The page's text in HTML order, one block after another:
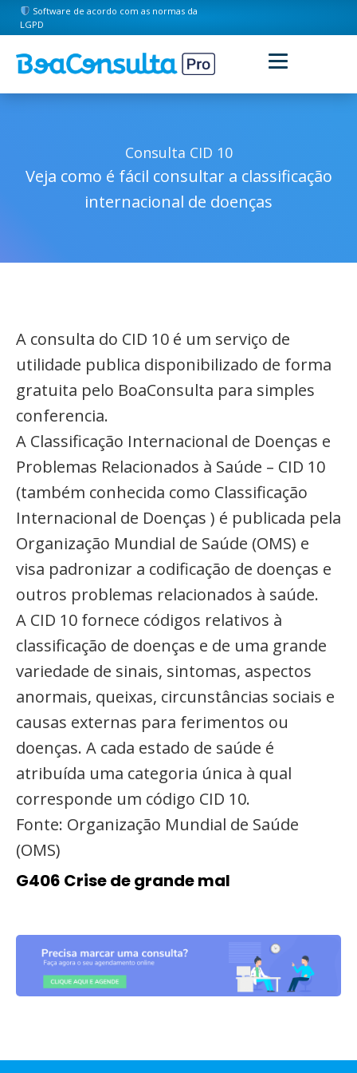
Software de acordo com as normas da
LGPD
Consulta CID 10
Veja como é fácil consultar a classificação
internacional de doenças
A consulta do CID 10 é um serviço de
utilidade publica disponibilizado de forma
gratuita pelo BoaConsulta para simples
conferencia.
A Classificação Internacional de Doenças e
Problemas Relacionados à Saúde – CID 10
(também conhecida como Classificação
Internacional de Doenças ) é publicada pela
Organização Mundial de Saúde (OMS) e
visa padronizar a codificação de doenças e
outros problemas relacionados à saúde.
A CID 10 fornece códigos relativos à
classificação de doenças e de uma grande
variedade de sinais, sintomas, aspectos
anormais, queixas, circunstâncias sociais e
causas externas para ferimentos ou
doenças. A cada estado de saúde é
atribuída uma categoria única à qual
corresponde um código CID 10.
Fonte: Organização Mundial de Saúde
(OMS)
G406 Crise de grande mal